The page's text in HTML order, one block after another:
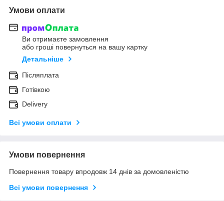
Умови оплати
Ви отримаєте замовлення
або гроші повернуться на вашу картку
Детальніше
Післяплата
Готівкою
Delivery
Всі умови оплати
Умови повернення
Повернення товару впродовж 14 днів за домовленістю
Всі умови повернення